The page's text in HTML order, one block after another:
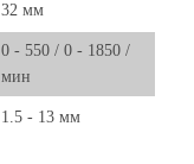
32 мм
0 - 550 / 0 - 1850 /
мин
1.5 - 13 мм